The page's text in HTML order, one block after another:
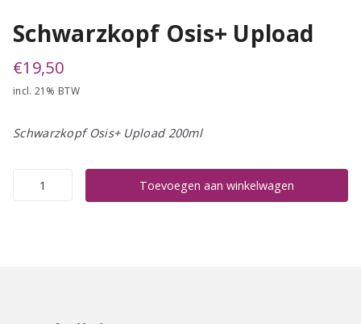
Schwarzkopf Osis+ Upload
€19,50
incl. 21% BTW
Schwarzkopf Osis+ Upload 200ml
Schwarzkopf
Toevoegen aan winkelwagen